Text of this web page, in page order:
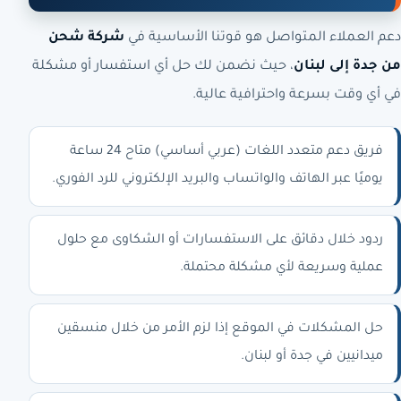
دعم العملاء المتواصل هو قوتنا الأساسية في شركة شحن
من جدة إلى لبنان، حيث نضمن لك حل أي استفسار أو مشكلة
في أي وقت بسرعة واحترافية عالية.
فريق دعم متعدد اللغات (عربي أساسي) متاح 24 ساعة
يوميًا عبر الهاتف والواتساب والبريد الإلكتروني للرد الفوري.
ردود خلال دقائق على الاستفسارات أو الشكاوى مع حلول
عملية وسريعة لأي مشكلة محتملة.
حل المشكلات في الموقع إذا لزم الأمر من خلال منسقين
ميدانيين في جدة أو لبنان.